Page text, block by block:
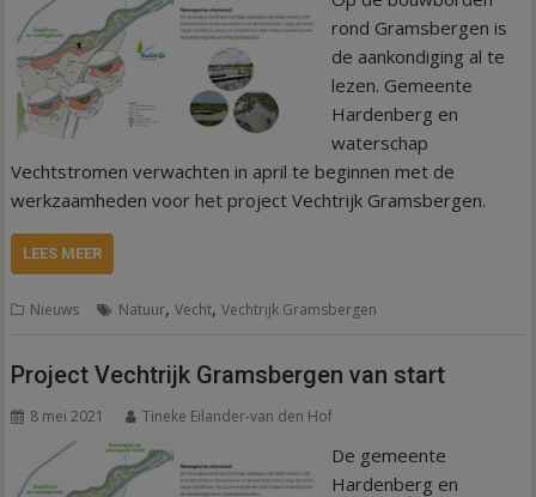
rond Gramsbergen is
de aankondiging al te
lezen. Gemeente
Hardenberg en
waterschap
Vechtstromen verwachten in april te beginnen met de
werkzaamheden voor het project Vechtrijk Gramsbergen.
LEES MEER
Nieuws Natuur,Vecht,Vechtrijk Gramsbergen
Project Vechtrijk Gramsbergen van start
8 mei 2021 Tineke Eilander-van den Hof
De gemeente
Hardenberg en